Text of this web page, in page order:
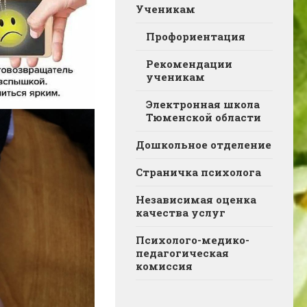
Ученикам
Профориентация
Рекомендации
ученикам
Электронная школа
Тюменской области
Дошкольное отделение
Страничка психолога
Независимая оценка
качества услуг
Психолого-медико-
педагогическая
комиссия